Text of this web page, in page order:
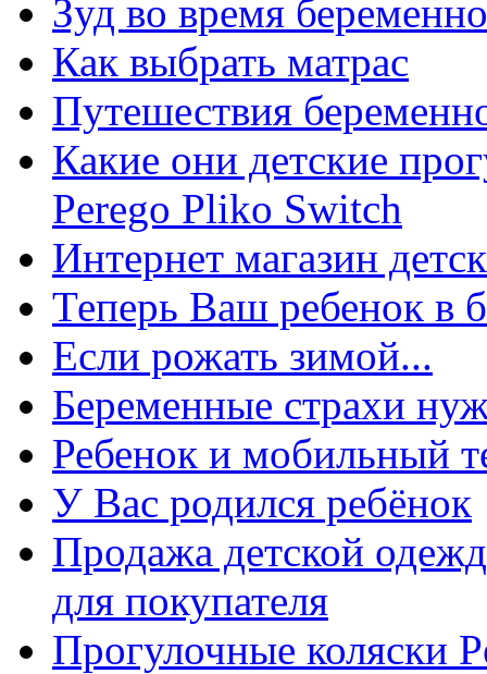
Зуд во время
Как выбрать матрас
Путешествия
Какие они детские
Perego Pliko Switch
Интернет магазин
Теперь Ваш ребенок в
Если рожать зимой...
Беременные страхи
Ребенок и мобильный
У Вас родился ребёнок
Продажа детской
для покупателя
Прогулочные коляски